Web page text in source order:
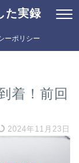
た実録
ーポリシー
着！前回
2024年11月23日